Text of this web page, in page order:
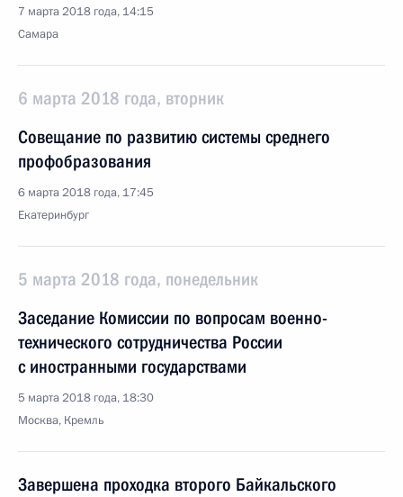
7 марта 2018 года, 14:15
Самара
6 марта 2018 года, вторник
Совещание по развитию системы среднего
профобразования
6 марта 2018 года, 17:45
Екатеринбург
5 марта 2018 года, понедельник
Заседание Комиссии по вопросам военно-
технического сотрудничества России
с иностранными государствами
5 марта 2018 года, 18:30
Москва, Кремль
Завершена проходка второго Байкальского